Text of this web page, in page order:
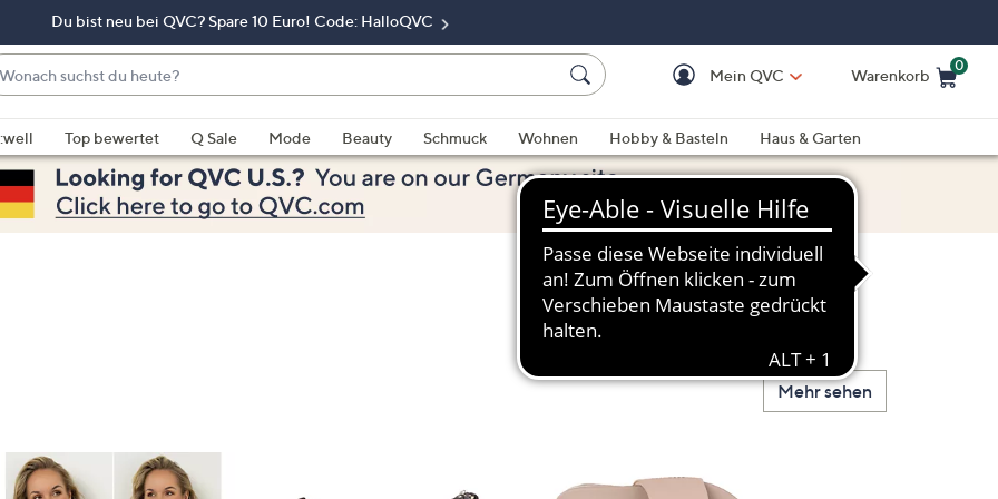
Du bist neu bei QVC? Spare 10 Euro! Code: HalloQVC
Mein QVC Warenkorb
0
Top bewertet Q Sale Mode Beauty Schmuck Wohnen Hobby & Basteln
Haus & Garten
Mehr sehen